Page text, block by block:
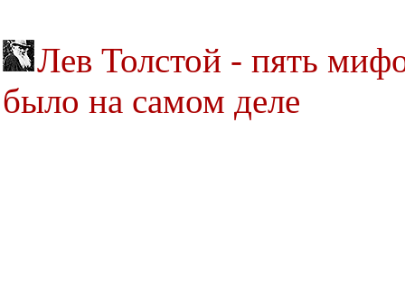
Лев Толстой - пять
было на самом деле